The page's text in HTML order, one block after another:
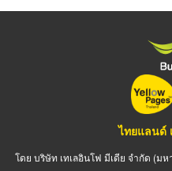
ไทยแลนด์
โดย บริษัท เทเลอินโฟ มีเดีย จำกัด (ม